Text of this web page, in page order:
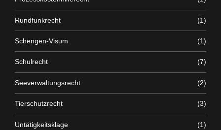
Rundfunkrecht (1)
Schengen-Visum (1)
Schulrecht (7)
Seeverwaltungsrecht (2)
Tierschutzrecht (3)
Untätigkeitsklage (1)